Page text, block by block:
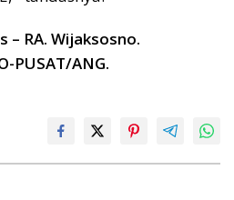
– RA. Wijaksosno.
PUSAT/ANG.